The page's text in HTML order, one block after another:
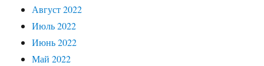
Август 2022
Июль 2022
Июнь 2022
Май 2022